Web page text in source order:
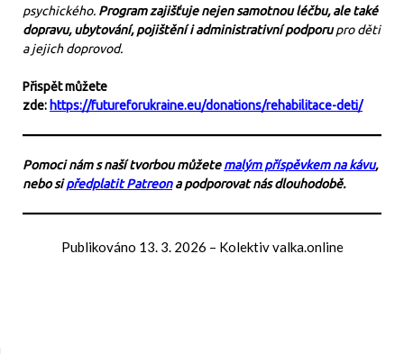
psychického. Program zajišťuje nejen samotnou léčbu, ale také
dopravu, ubytování, pojištění i administrativní podporupro děti
a jejich doprovod.
Přispět můžete
zde: https://futureforukraine.eu/donations/rehabilitace-deti/
Pomoci nám s naší tvorbou můžetemalým příspěvkem na kávu,
nebo sipředplatit Patreona podporovat nás dlouhodobě.
Publikováno 13. 3. 2026 – Kolektiv valka.online